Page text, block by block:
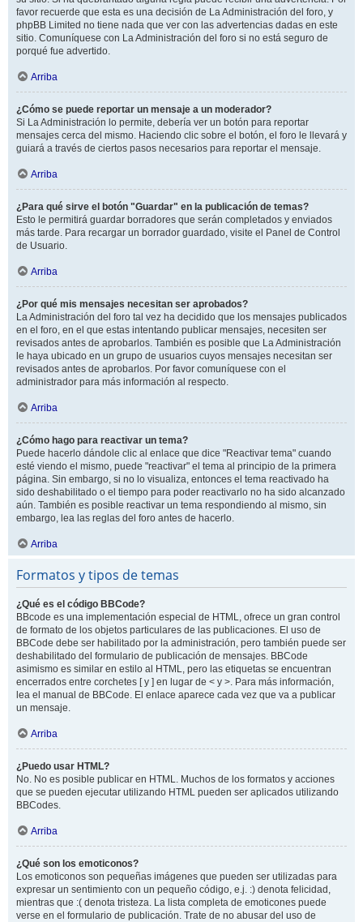
favor recuerde que esta es una decisión de La Administración del foro, y
phpBB Limited no tiene nada que ver con las advertencias dadas en este
sitio. Comuníquese con La Administración del foro si no está seguro de
porqué fue advertido.
Arriba
¿Cómo se puede reportar un mensaje a un moderador?
Si La Administración lo permite, debería ver un botón para reportar
mensajes cerca del mismo. Haciendo clic sobre el botón, el foro le llevará y
guiará a través de ciertos pasos necesarios para reportar el mensaje.
Arriba
¿Para qué sirve el botón "Guardar" en la publicación de temas?
Esto le permitirá guardar borradores que serán completados y enviados
más tarde. Para recargar un borrador guardado, visite el Panel de Control
de Usuario.
Arriba
¿Por qué mis mensajes necesitan ser aprobados?
La Administración del foro tal vez ha decidido que los mensajes publicados
en el foro, en el que estas intentando publicar mensajes, necesiten ser
revisados antes de aprobarlos. También es posible que La Administración
le haya ubicado en un grupo de usuarios cuyos mensajes necesitan ser
revisados antes de aprobarlos. Por favor comuníquese con el
administrador para más información al respecto.
Arriba
¿Cómo hago para reactivar un tema?
Puede hacerlo dándole clic al enlace que dice "Reactivar tema" cuando
esté viendo el mismo, puede "reactivar" el tema al principio de la primera
página. Sin embargo, si no lo visualiza, entonces el tema reactivado ha
sido deshabilitado o el tiempo para poder reactivarlo no ha sido alcanzado
aún. También es posible reactivar un tema respondiendo al mismo, sin
embargo, lea las reglas del foro antes de hacerlo.
Arriba
Formatos y tipos de temas
¿Qué es el código BBCode?
BBcode es una implementación especial de HTML, ofrece un gran control
de formato de los objetos particulares de las publicaciones. El uso de
BBCode debe ser habilitado por la administración, pero también puede ser
deshabilitado del formulario de publicación de mensajes. BBCode
asimismo es similar en estilo al HTML, pero las etiquetas se encuentran
encerrados entre corchetes [ y ] en lugar de < y >. Para más información,
lea el manual de BBCode. El enlace aparece cada vez que va a publicar
un mensaje.
Arriba
¿Puedo usar HTML?
No. No es posible publicar en HTML. Muchos de los formatos y acciones
que se pueden ejecutar utilizando HTML pueden ser aplicados utilizando
BBCodes.
Arriba
¿Qué son los emoticonos?
Los emoticonos son pequeñas imágenes que pueden ser utilizadas para
expresar un sentimiento con un pequeño código, e.j. :) denota felicidad,
mientras que :( denota tristeza. La lista completa de emoticones puede
verse en el formulario de publicación. Trate de no abusar del uso de